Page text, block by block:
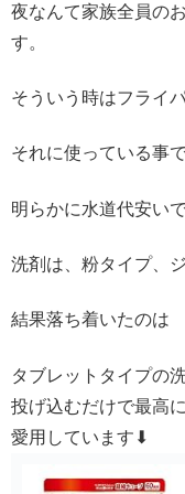
夜なんて家族全員の
す。
そういう時はフライ
それに使っている事
明らかに水道代安い
洗剤は、粉タイプ、
結果落ち着いたのは
タブレットタイプの
投げ込むだけで最高
愛用しています⬇︎